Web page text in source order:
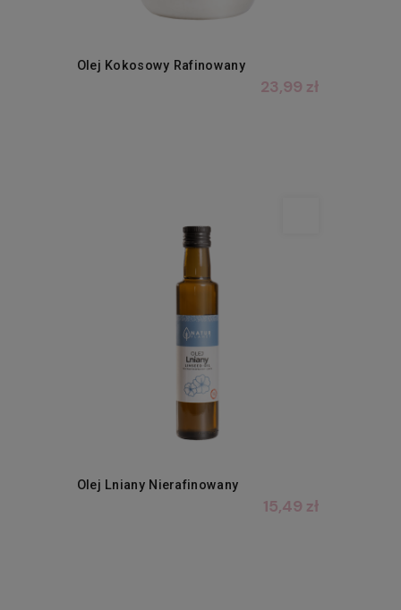
Olej Kokosowy Rafinowany
23,99 zł
Olej Lniany Nierafinowany
15,49 zł